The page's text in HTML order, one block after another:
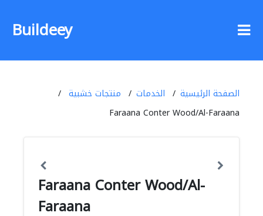
Buildeey
الصفحة الرئيسية الخدمات
منتجات خشبية
Faraana Conter Wood/Al-Faraana
Faraana Conter Wood/Al-
Faraana